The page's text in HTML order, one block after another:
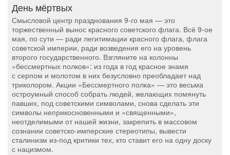
День мёртвых
Смысловой центр празднования 9-го мая — это
торжественный вынос красного советского флага. Всё 9-ое
мая, по сути — ради легитимации красного флага, флага
советской империи, ради возведения его на уровень
второго государственного. Взгляните на колонны
«бессмертных полков»: из года в год красное знамя
с серпом и молотом в них безусловно преобладает над
триколором. Акции «Бессмертного полка» — это весьма
остроумный способ собрать людей, желающих помянуть
павших, под советскими символами, снова сделать эти
символы неприкосновенными и «священными»,
неотделимыми от нашей жизни, закрепить в массовом
сознании советско-имперские стереотипы, вывести
сталинизм из-под критики тех, кто ставит его на одну доску
с нацизмом.